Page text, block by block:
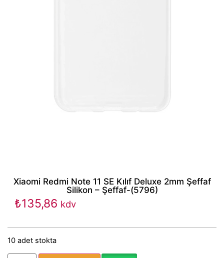
Xiaomi Redmi Note 11 SE Kılıf Deluxe 2mm Şeffaf
Silikon – Şeffaf-(5796)
₺135,86 kdv
10 adet stokta